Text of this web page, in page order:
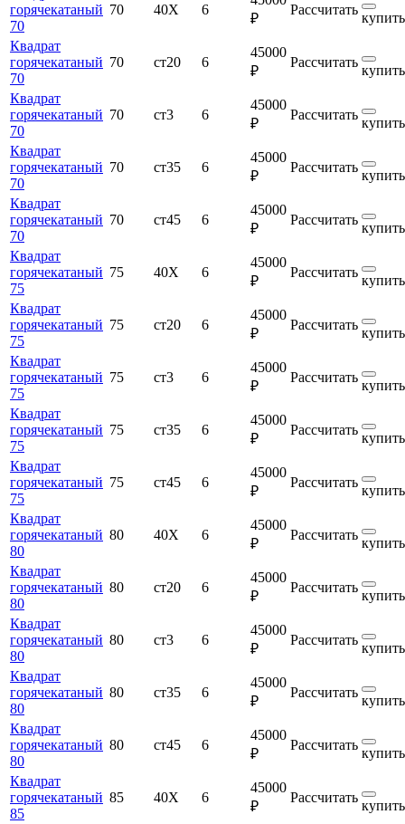
горячекатаный
70
70 40Х 6
₽
Рассчитать
купить
Квадрат
горячекатаный
70
70 ст20 6
45000
₽
Рассчитать
купить
Квадрат
горячекатаный
70
70 ст3 6
45000
₽
Рассчитать
купить
Квадрат
горячекатаный
70
70 ст35 6
45000
₽
Рассчитать
купить
Квадрат
горячекатаный
70
70 ст45 6
45000
₽
Рассчитать
купить
Квадрат
горячекатаный
75
75 40Х 6
45000
₽
Рассчитать
купить
Квадрат
горячекатаный
75
75 ст20 6
45000
₽
Рассчитать
купить
Квадрат
горячекатаный
75
75 ст3 6
45000
₽
Рассчитать
купить
Квадрат
горячекатаный
75
75 ст35 6
45000
₽
Рассчитать
купить
Квадрат
горячекатаный
75
75 ст45 6
45000
₽
Рассчитать
купить
Квадрат
горячекатаный
80
80 40Х 6
45000
₽
Рассчитать
купить
Квадрат
горячекатаный
80
80 ст20 6
45000
₽
Рассчитать
купить
Квадрат
горячекатаный
80
80 ст3 6
45000
₽
Рассчитать
купить
Квадрат
горячекатаный
80
80 ст35 6
45000
₽
Рассчитать
купить
Квадрат
горячекатаный
80
80 ст45 6
45000
₽
Рассчитать
купить
Квадрат
горячекатаный
85
85 40Х 6
45000
₽
Рассчитать
купить